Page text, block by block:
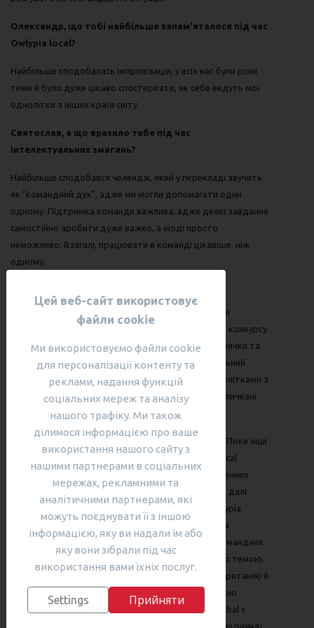
Олександр, що тобі найбільше запам'яталося під час
Owlypia local?
Найбільше сподобалась імпровізація, у всіх нас були різні
теми й було дуже цікаво спостерігати, як себе ведуть мої
однолітки з інших країн світу.
Святослав, а що вразило тебе під час
інтелектуальних змагань?
Найбільше сподобався челендж, який у перекладі звучить
як “командний дух”, адже ми могли допомагати один
одному. Підтримка команди важлива, адже деякі завдання
самостійно зробити дуже важко, а іноді просто
неможливо. Взагалі, працювати в команді цікавіше, ніж
одному.
Наші діти отримали срібні та бронзові міжнародні
сертифікати. Переможці міжнародного дитячого конкурсу
Оліпія великі молодці! Вони отримали безцінні навички та
вміння, вчилися працювати в команді на один спільний
результат, порівняли свої знання та вміння з однолітками з
інших країн. Переможці конкурсу Оліпія мають величезні
перспективи!
Наші чемпіони стали кращою версією самих себе! Поки інші
діти відпочивали у вихідні дні, учасники Owlypia local
прийняли рішення випробувати себе під час дводенних
міжнародних інтелектуальних змагань! А що далі, далі
тільки вперед! Owlypia Globals, що це таке? В Owlypia
Globals студенти збираються разом в престижних
навчальних закладах, щоб брати участь в серії командних
та індивідуальних завдань, пов'язаних з основною темою.
Owlypia Globals проходить в Кембриджі (Великобританія) й
Бостоні (США) та онлайн як Global Virtual. Основною
умовою для подачі заявки на участь в Owlypia Global є
отримання медалі в онлайн-раунді або локальному раунді.
Цей веб-сайт використовує
файли cookie
Ми використовуємо файли cookie
для персоналізації контенту та
реклами, надання функцій
соціальних мереж та аналізу
нашого трафіку. Ми також
ділимося інформацією про ваше
використання нашого сайту з
нашими партнерами в соціальних
мережах, рекламними та
аналітичними партнерами, які
можуть поєднувати її з іншою
інформацією, яку ви надали їм або
яку вони зібрали під час
використання вами їхніх послуг.
Settings Прийняти